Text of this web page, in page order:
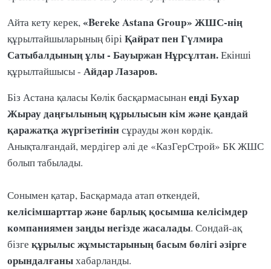
Айта кету керек,«Bereke Astana Group» ЖШС-нің
құрылтайшыларының біріҚайрат пен Гүлмира
Сатыбалдының ұлы - Бауыржан Нұрсұлтан.Екінші
құрылтайшысы - Айдар Лазаров.
Біз Астана қаласы Көлік басқармасынаненді Бухар
Жырау даңғылының құрылысын кім және қандай
қаражатқа жүргізетінінсұрауды жөн көрдік.
Анықталғандай, мердігер әлі де «КазГерСтрой» БК ЖШС
болып табылады.
Сонымен қатар, Басқармада атап өткендей,
келісімшарттар және барлық қосымша келісімдер
компаниямен заңды негізде жасалады. Сондай-ақ
бізге құрылыс жұмыстарының басым бөлігі әзірге
орындалғаныхабарланды.